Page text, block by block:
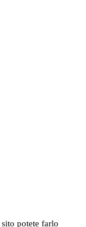
sito potete farlo